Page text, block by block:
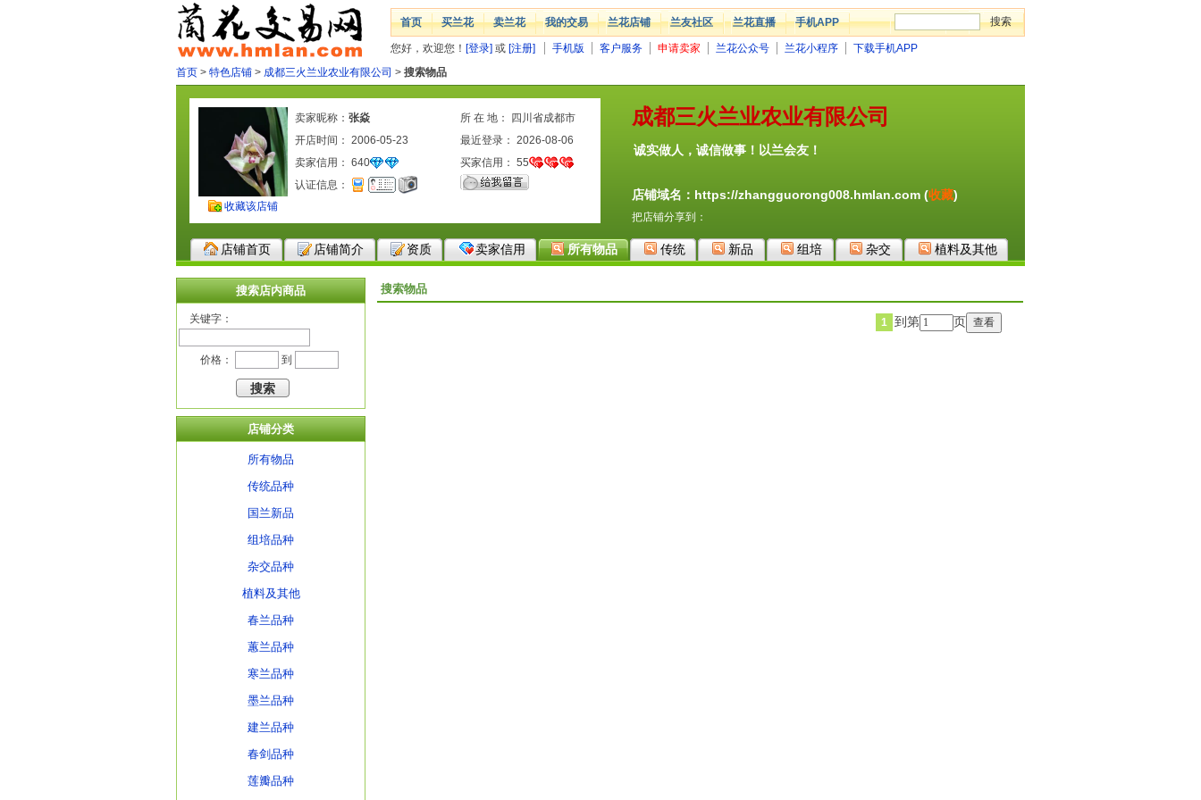
首页 买兰花 卖兰花 我的交易 兰花店铺 兰友社区 兰花直播 手机APP
您好，欢迎您！ [登录] 或 [注册] 手机版 客户服务 申请卖家 兰花公众号 兰花小程序
下载手机APP
首页 > 特色店铺 > 成都三火兰业农业有限公司 > 搜索物品
成都三火兰业农业有限公司
诚实做人，诚信做事！以兰会友！
店铺域名：https://zhangguorong008.hmlan.com (收藏)
把店铺分享到：
收藏该店铺
卖家昵称： 张焱
所 在 地： 四川省成都市
开店时间： 2006-05-23
最近登录： 2026-08-06
卖家信用： 640 买家信用： 55
认证信息：
店铺首页 店铺简介 资质 卖家信用 所有物品 传统 新品 组培 杂交 植料及其他
搜索店内商品
关键字：
价格： 到
店铺分类
所有物品
传统品种
国兰新品
组培品种
杂交品种
植料及其他
春兰品种
蕙兰品种
寒兰品种
墨兰品种
建兰品种
春剑品种
莲瓣品种
搜索物品
1 到第 页